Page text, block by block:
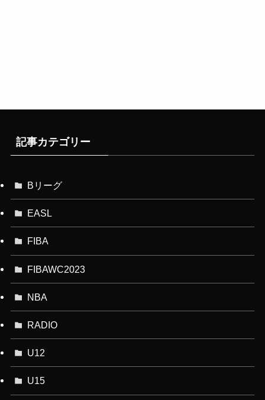
記事カテゴリー
Bリーグ
EASL
FIBA
FIBAWC2023
NBA
RADIO
U12
U15